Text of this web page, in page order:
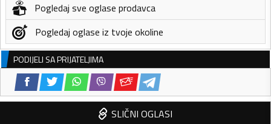
Pogledaj sve oglase prodavca
Pogledaj oglase iz tvoje okoline
PODIJELI SA PRIJATELJIMA
SLIČNI OGLASI